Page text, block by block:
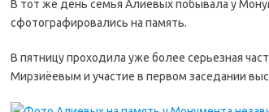
В тот же день семья Алиевых побывала у
сфотографировались на память.
В пятницу проходила уже более серьезная
Мирзиёевым и участие в первом заседании